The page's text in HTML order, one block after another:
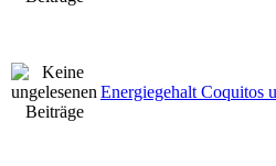
Energiegehalt Coquitos